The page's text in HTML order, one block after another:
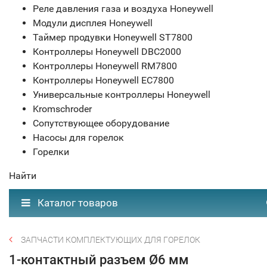
Реле давления газа и воздуха Honeywell
Модули дисплея Honeywell
Таймер продувки Honeywell ST7800
Контроллеры Honeywell DBC2000
Контроллеры Honeywell RM7800
Контроллеры Honeywell EC7800
Универсальные контроллеры Honeywell
Kromschroder
Сопутствующее оборудование
Насосы для горелок
Горелки
Найти
Каталог товаров
ЗАПЧАСТИ КОМПЛЕКТУЮЩИХ ДЛЯ ГОРЕЛОК
1-контактный разъем Ø6 мм